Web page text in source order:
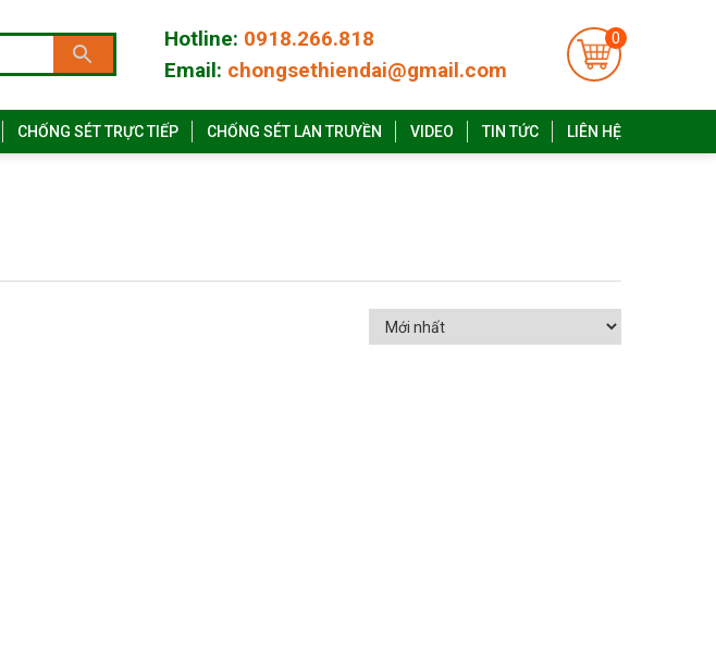
0
Hotline: 0918.266.818
Email: chongsethiendai@gmail.com
CHỐNG SÉT TRỰC TIẾP CHỐNG SÉT LAN TRUYỀN VIDEO TIN TỨC LIÊN HỆ